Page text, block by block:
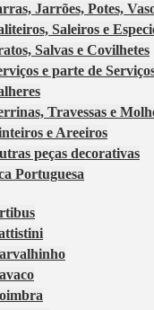
Jarrões, Potes,
Saleiros e
Salvas e Covilhetes
e parte de
Travessas e
e Areeiros
peças decorativas
Portuguesa